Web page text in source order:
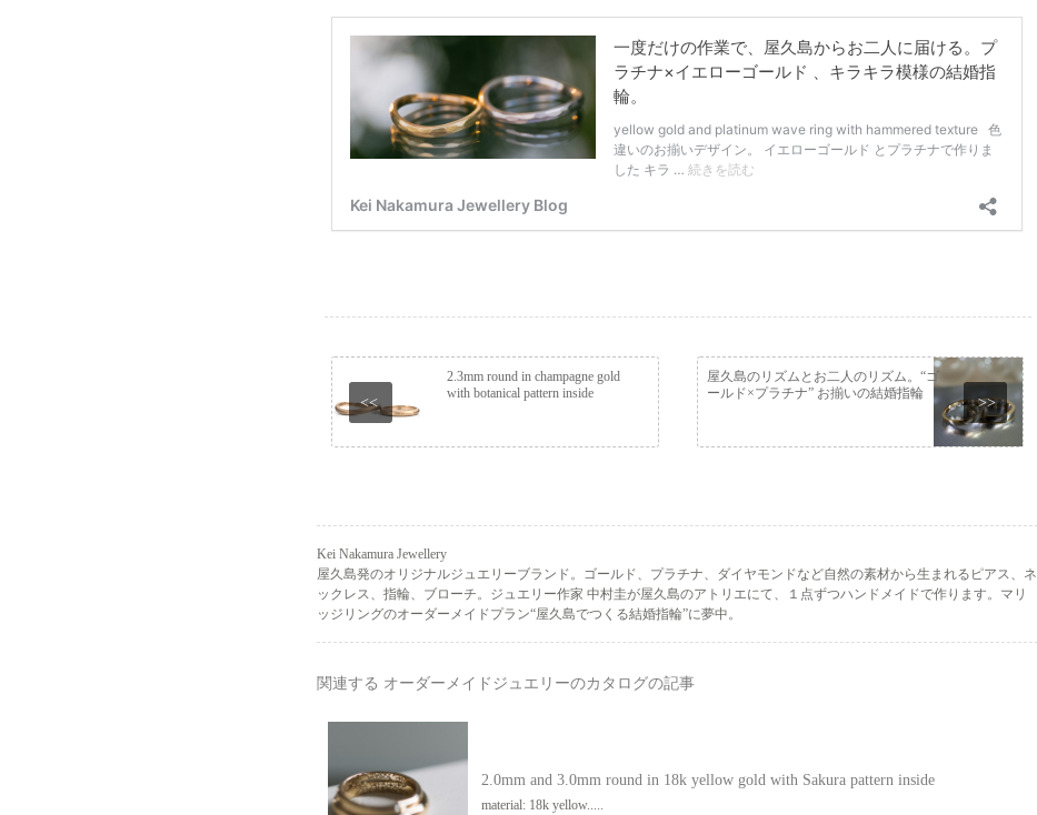
<<
2.3mm round in champagne gold
with botanical pattern inside
>>
屋久島のリズムとお二人のリズム。“ゴ
ールド×プラチナ” お揃いの結婚指輪
Kei Nakamura Jewellery
屋久島発のオリジナルジュエリーブランド。ゴールド、プラチナ、ダイヤモンドなど自然の素材から生まれるピアス、ネ
ックレス、指輪、ブローチ。ジュエリー作家 中村圭が屋久島のアトリエにて、１点ずつハンドメイドで作ります。マリ
ッジリングのオーダーメイドプラン“屋久島でつくる結婚指輪”に夢中。
関連する オーダーメイドジュエリーのカタログの記事
2.0mm and 3.0mm round in 18k yellow gold with Sakura pattern inside
material: 18k yellow.....